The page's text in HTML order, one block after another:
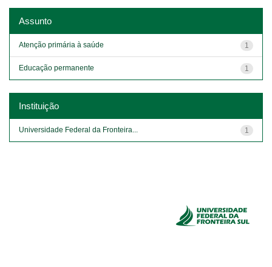
Assunto
1
Atenção primária à saúde
1
Educação permanente
Instituição
1
Universidade Federal da Fronteira...